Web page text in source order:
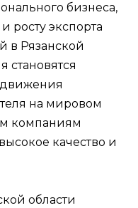
бизнеса,
росту экспорта
в Рязанской
становятся
на мировом
компаниям
качество и
области